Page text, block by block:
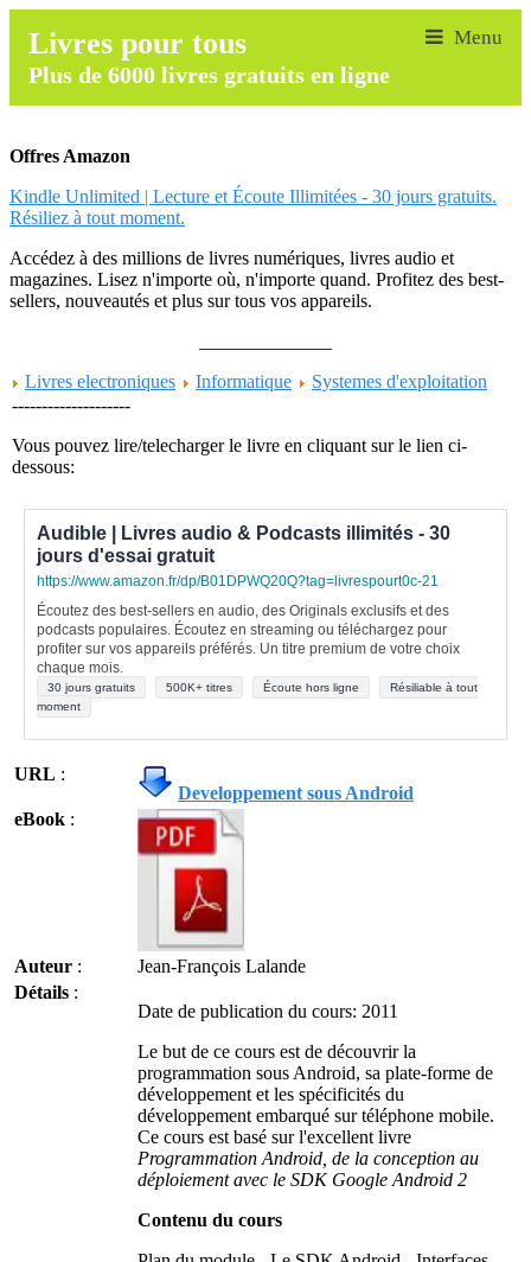
Livres pour tous
Plus de 6000 livres gratuits en ligne
Offres Amazon
Kindle Unlimited | Lecture et Écoute Illimitées - 30 jours gratuits.
Résiliez à tout moment.
Accédez à des millions de livres numériques, livres audio et
magazines. Lisez n'importe où, n'importe quand. Profitez des best-
sellers, nouveautés et plus sur tous vos appareils.
Livres electroniques
Informatique
Systemes d'exploitation
--------------------
Vous pouvez lire/telecharger le livre en cliquant sur le lien ci-
dessous:
Audible | Livres audio & Podcasts illimités - 30
jours d'essai gratuit
https://www.amazon.fr/dp/B01DPWQ20Q?tag=livrespourt0c-21
Écoutez des best-sellers en audio, des Originals exclusifs et des
podcasts populaires. Écoutez en streaming ou téléchargez pour
profiter sur vos appareils préférés. Un titre premium de votre choix
chaque mois.
30 jours gratuits 500K+ titres Écoute hors ligne
Résiliable à tout
moment
URL :
Developpement sous Android
eBook :
Auteur :
Jean-François Lalande
Détails :
Date de publication du cours: 2011
Le but de ce cours est de découvrir la
programmation sous Android, sa plate-forme de
développement et les spécificités du
développement embarqué sur téléphone mobile.
Ce cours est basé sur l'excellent livre
Programmation Android, de la conception au
déploiement avec le SDK Google Android 2
Contenu du cours